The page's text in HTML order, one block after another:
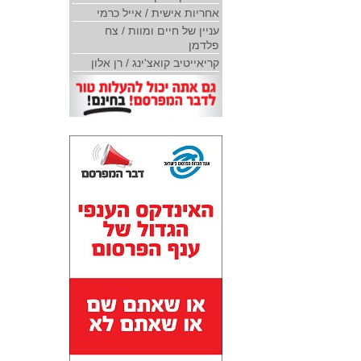
אחריות אישית / אייל כרמי
עניין של חיים ומוות / צח
פלדמן
קריאייטיב קואצ'ינג / רן אלון